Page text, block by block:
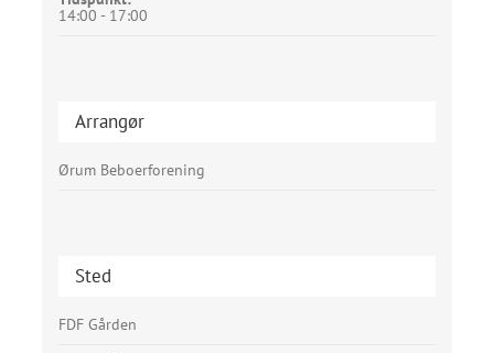
14:00 - 17:00
Arrangør
Ørum Beboerforening
Sted
FDF Gården